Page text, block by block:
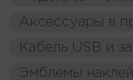
Аксессуары в
Кабель USB и
Эмблемы